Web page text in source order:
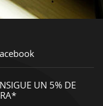
UN 5% DE